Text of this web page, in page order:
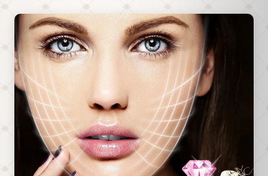
於2026
年取得
衛生福
利部醫
療器材
許可
證。本
文完整
整理許
可證字
號、官
方核准
Jeisys
LinearZ（衛
部醫器
輸字第
036813
點線雙
模同一
支探頭
切換，Z
字形路
徑速度
AccuREP
智慧能
量系
統、適
合族
群、治
療過程
與術後
照護重
點，帶
你從原